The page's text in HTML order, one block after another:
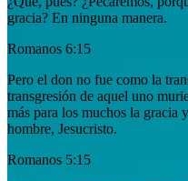
gracia? En ninguna manera.
Romanos 6:15
Pero el don no fue como la
transgresión de aquel uno
más para los muchos la gracia
hombre, Jesucristo.
Romanos 5:15